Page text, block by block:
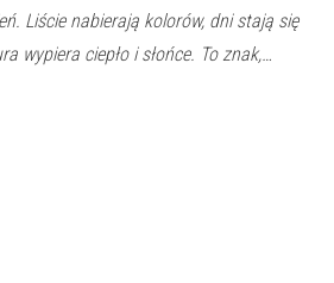
Liście nabierają kolorów, dni stają się
wypiera ciepło i słońce. To znak,…